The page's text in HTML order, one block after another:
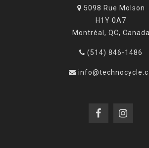
5098 Rue Molson
H1Y 0A7
Montréal, QC, Canada
(514) 846-1486